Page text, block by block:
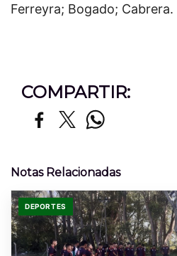
Ferreyra; Bogado; Cabrera.
COMPARTIR:
Notas Relacionadas
DEPORTES